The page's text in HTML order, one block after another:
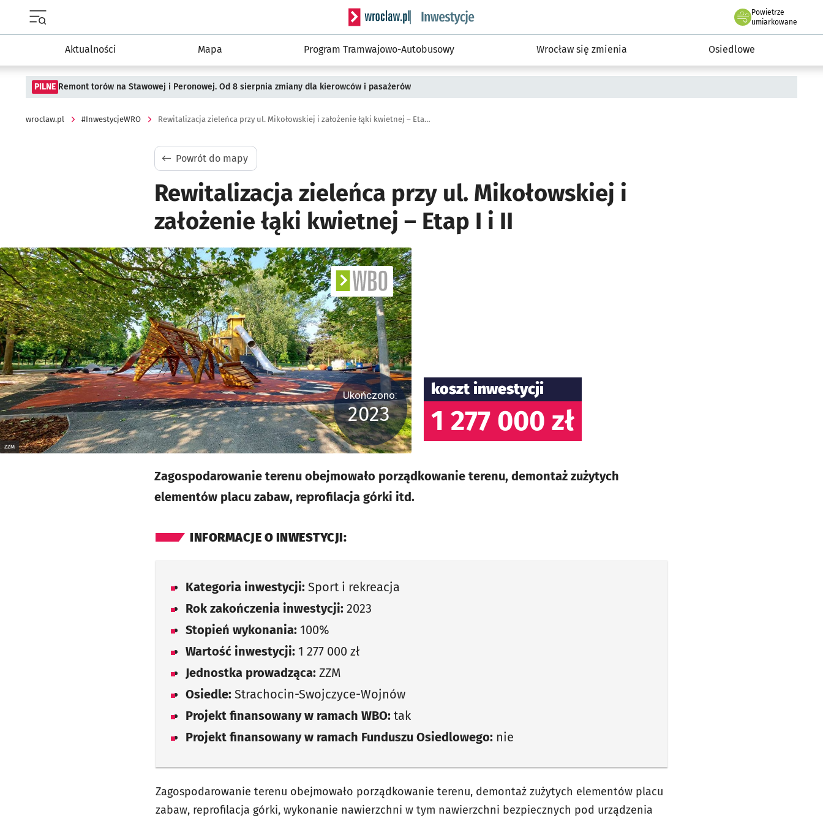
Serwis informacyjny wroclaw.pl podserwis: #InwestycjeWRO - miejskie inwestycje 2019-2032
Powietrze
we Wrocławiu
umiarkowane
Aktualności Mapa Program Tramwajowo-Autobusowy Wrocław się zmienia Osiedlowe
PILNE Remont torów na Stawowej i Peronowej. Od 8 sierpnia zmiany dla kierowców i pasażerów
wroclaw.pl #InwestycjeWRO Rewitalizacja zieleńca przy ul. Mikołowskiej i założenie łąki kwietnej – Etap I i II
Powrót do mapy
Rewitalizacja zieleńca przy ul. Mikołowskiej i
założenie łąki kwietnej – Etap I i II
ZZM
Ukończono:
2023
koszt inwestycji
1 277 000 zł
Zagospodarowanie terenu obejmowało porządkowanie terenu, demontaż zużytych
elementów placu zabaw, reprofilacja górki itd.
INFORMACJE O INWESTYCJI:
Kategoria inwestycji: Sport i rekreacja
Rok zakończenia inwestycji: 2023
Stopień wykonania: 100%
Wartość inwestycji: 1 277 000 zł
Jednostka prowadząca: ZZM
Osiedle: Strachocin-Swojczyce-Wojnów
Projekt finansowany w ramach WBO: tak
Projekt finansowany w ramach Funduszu Osiedlowego: nie
Zagospodarowanie terenu obejmowało porządkowanie terenu, demontaż zużytych elementów placu
zabaw, reprofilacja górki, wykonanie nawierzchni w tym nawierzchni bezpiecznych pod urządzenia